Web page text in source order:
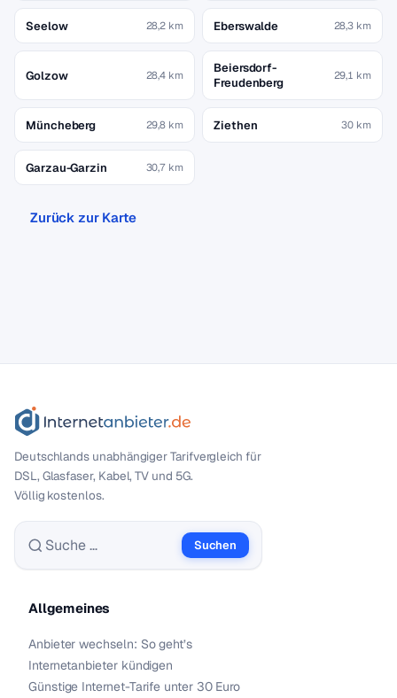
Seelow 28,2 km Eberswalde 28,3 km
Golzow 28,4 km
Beiersdorf-
Freudenberg
29,1 km
Müncheberg 29,8 km Ziethen 30 km
Garzau-Garzin 30,7 km
Zurück zur Karte
Deutschlands unabhängiger Tarif­vergleich für
DSL, Glasfaser, Kabel, TV und 5G.
Völlig kostenlos.
Suche nach:
Suchen
Allgemeines
Anbieter wechseln: So geht’s
Internetanbieter kündigen
Günstige Internet-Tarife unter 30 Euro